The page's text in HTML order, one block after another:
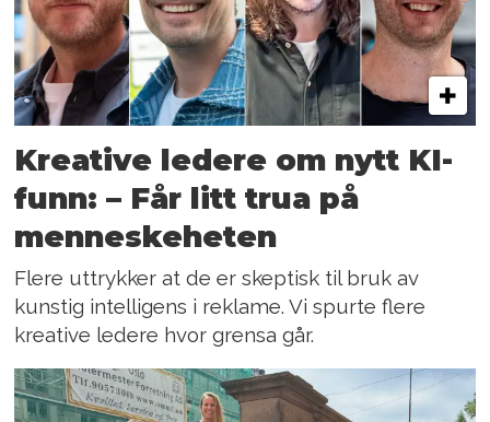
Kreative ledere om nytt KI-
funn: – Får litt trua på
menneskeheten
Flere uttrykker at de er skeptisk til bruk av
kunstig intelligens i reklame. Vi spurte flere
kreative ledere hvor grensa går.